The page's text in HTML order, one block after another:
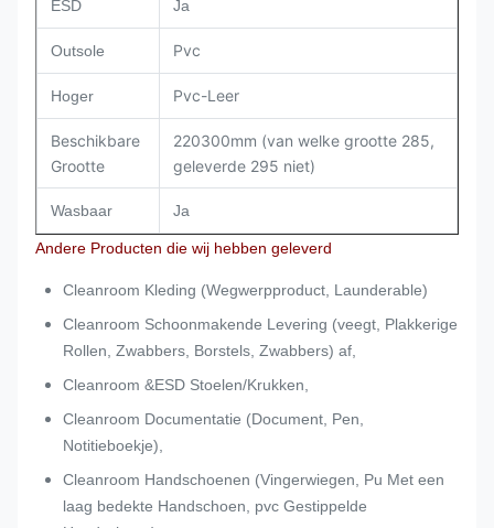
ESD Ja
Outsole Pvc
Hoger Pvc-Leer
Beschikbare
Grootte
220300mm (van welke grootte 285,
geleverde 295 niet)
Wasbaar Ja
Andere Producten die wij hebben geleverd
Cleanroom Kleding (Wegwerpproduct, Launderable)
Cleanroom Schoonmakende Levering (veegt, Plakkerige
Rollen, Zwabbers, Borstels, Zwabbers) af,
Cleanroom &ESD Stoelen/Krukken,
Cleanroom Documentatie (Document, Pen,
Notitieboekje),
Cleanroom Handschoenen (Vingerwiegen, Pu Met een
laag bedekte Handschoen, pvc Gestippelde